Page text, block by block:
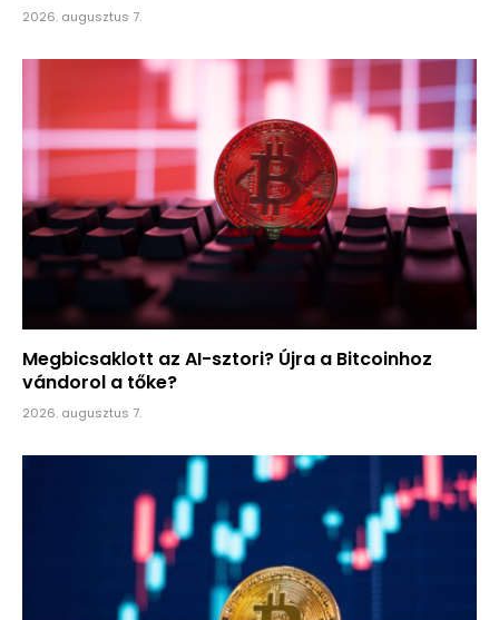
2026. augusztus 7.
Megbicsaklott az AI-sztori? Újra a Bitcoinhoz
vándorol a tőke?
2026. augusztus 7.